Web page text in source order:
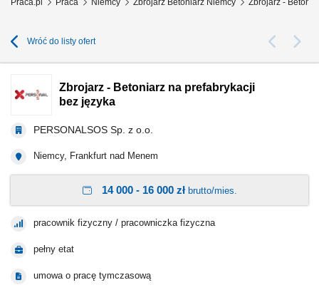
Praca.pl Praca Niemcy Zbrojarz Betoniarz Niemcy Zbrojarz -
Wróć do listy ofert
Zbrojarz - Betoniarz na prefabrykacji
bez języka
PERSONALSOS Sp. z o.o.
Niemcy, Frankfurt nad Menem
14 000 - 16 000 złbrutto/mies.
pracownik fizyczny / pracowniczka fizyczna
pełny etat
umowa o pracę tymczasową